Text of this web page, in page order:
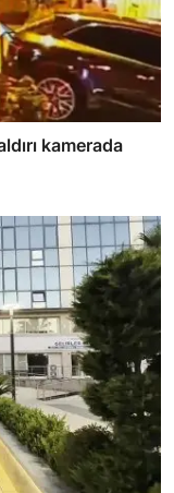
kamerada